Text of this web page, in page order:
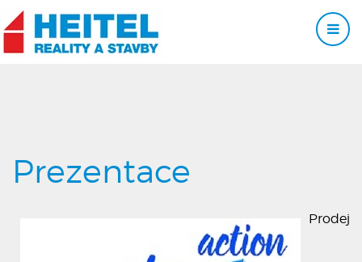
Prezentace
Prodej